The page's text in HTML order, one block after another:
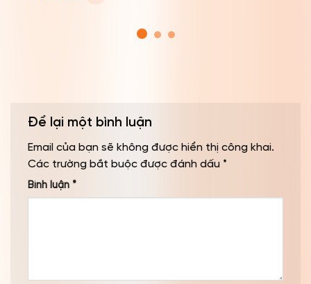
Để lại một bình luận
Email của bạn sẽ không được hiển thị công khai.
Các trường bắt buộc được đánh dấu *
Bình luận *